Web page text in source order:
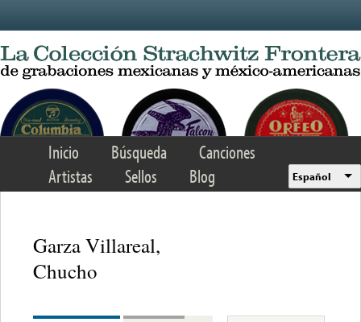
Inicio Búsqueda
Canciones
Artistas
Sellos Blog Español
Garza Villareal,
Chucho